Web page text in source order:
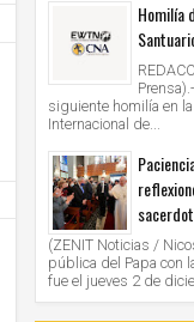
Homilía
siguiente homilía en
Internacional de...
(ZENIT Noticias /
pública del Papa con
fue el jueves 2 de